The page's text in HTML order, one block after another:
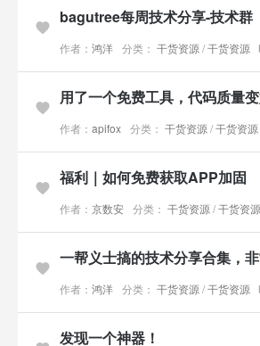
bagutree每周技术分享-技术群
作者： 鸿洋 分类： 干货资源 /干货资源
用了一个免费工具，代码质量
作者： apifox 分类： 干货资源 /干货资源
福利｜如何免费获取APP加固
作者： 京数安 分类： 干货资源 /干货资源
一帮义士搞的技术分享合集，
作者： 鸿洋 分类： 干货资源 /干货资源
发现一个神器！